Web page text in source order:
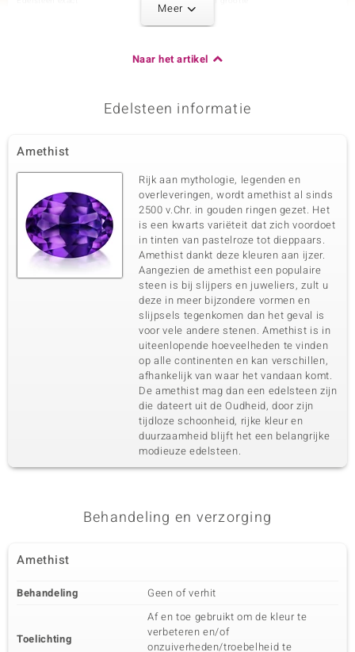
2 à 8x4 mm
Markies geslepen
Edelsteen exact
Groene Amethist 2 à 7x5 mm
Karaatgewicht som
1,44 ct
Slijpvorm
Druppel geslepen
Zetting
Prong
Herkomst
Brazilië
Aantal en grootte
2 à 7x3,5 mm
Slijpvorm
Baguette geslepen
Herkomst
Brazilië
Edelsteen exact Aantal en grootte
Ovaal geslepen
Prong
Zesde edelsteen
Citrien
Aantal en grootte
2 à 4 mm
Meer
Naar het artikel
Edelsteen informatie
Amethist
Rijk aan mythologie, legenden en
overleveringen, wordt amethist al sinds
2500 v.Chr. in gouden ringen gezet. Het
is een kwarts variëteit dat zich voordoet
in tinten van pastelroze tot dieppaars.
Amethist dankt deze kleuren aan ijzer.
Aangezien de amethist een populaire
steen is bij slijpers en juweliers, zult u
deze in meer bijzondere vormen en
slijpsels tegenkomen dan het geval is
voor vele andere stenen. Amethist is in
uiteenlopende hoeveelheden te vinden
op alle continenten en kan verschillen,
afhankelijk van waar het vandaan komt.
De amethist mag dan een edelsteen zijn
die dateert uit de Oudheid, door zijn
tijdloze schoonheid, rijke kleur en
duurzaamheid blijft het een belangrijke
modieuze edelsteen.
Behandeling en verzorging
Amethist
Behandeling Geen of verhit
Toelichting
Af en toe gebruikt om de kleur te
verbeteren en/of
onzuiverheden/troebelheid te